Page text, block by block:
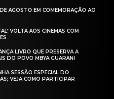
AGOSTO EM COMEMORAÇÃO AO
VOLTA AOS CINEMAS COM
LIVRO QUE PRESERVA A
DO POVO MBYA GUARANI
SESSÃO ESPECIAL DO
VEJA COMO PARTICIPAR